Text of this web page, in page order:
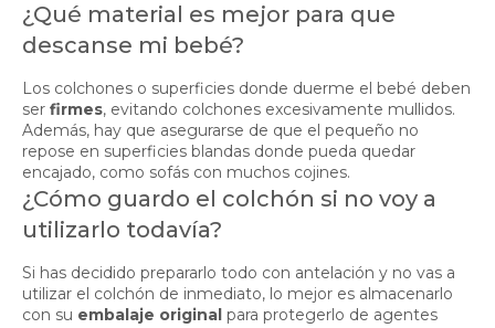
¿Qué material es mejor para que
descanse mi bebé?
Los colchones o superficies donde duerme el bebé deben
ser firmes, evitando colchones excesivamente mullidos.
Además, hay que asegurarse de que el pequeño no
repose en superficies blandas donde pueda quedar
encajado, como sofás con muchos cojines.
¿Cómo guardo el colchón si no voy a
utilizarlo todavía?
Si has decidido prepararlo todo con antelación y no vas a
utilizar el colchón de inmediato, lo mejor es almacenarlo
con su embalaje original para protegerlo de agentes